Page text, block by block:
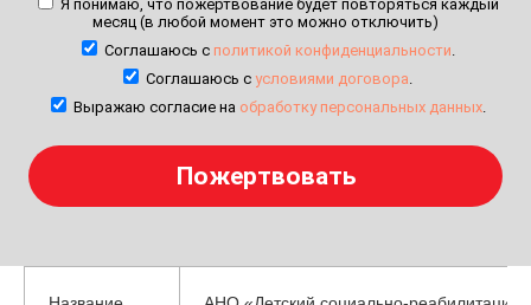
Я понимаю, что пожертвование будет повторяться каждый
месяц (в любой момент это можно отключить)
Соглашаюсь с политикой конфиденциальности
Соглашаюсь с условиями договора
Выражаю согласие на обработку персональных данных.